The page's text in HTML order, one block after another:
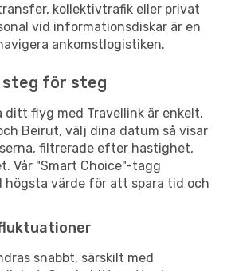
kollektivtrafik eller privat
vid informationsdiskar är en
ankomstlogistiken.
för steg
flyg med Travellink är enkelt.
Beirut, välj dina datum så visar
filtrerade efter hastighet,
Vår "Smart Choice"-tagg
högsta värde för att spara tid och
snabbt, särskilt med